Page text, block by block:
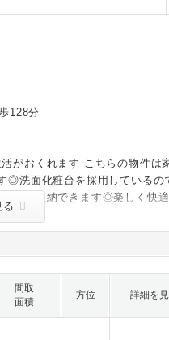
128分
がおくれます こちらの物件は
◎洗面化粧台を採用しているの
キリ収納できます◎楽しく快
る
間取
面積
方位 詳細を